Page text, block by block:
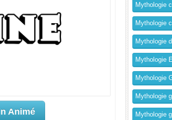
Animé
Mythologie
Mythologie
Mythologie
Mythologie
Mythologie
Mythologie
Mythologie